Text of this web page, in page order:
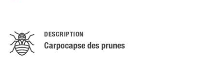
DESCRIPTION
Carpocapse des prunes